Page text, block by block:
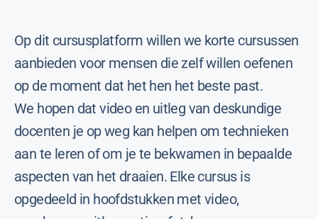
Op dit cursusplatform willen we korte cursussen
aanbieden voor mensen die zelf willen oefenen
op de moment dat het hen het beste past.
We hopen dat video en uitleg van deskundige
docenten je op weg kan helpen om technieken
aan te leren of om je te bekwamen in bepaalde
aspecten van het draaien. Elke cursus is
opgedeeld in hoofdstukken met video,